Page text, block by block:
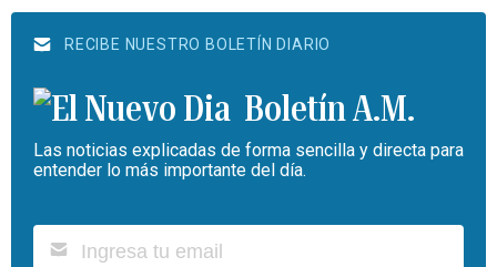
RECIBE NUESTRO BOLETÍN DIARIO
Boletín A.M.
Las noticias explicadas de forma sencilla y directa para
entender lo más importante del día.